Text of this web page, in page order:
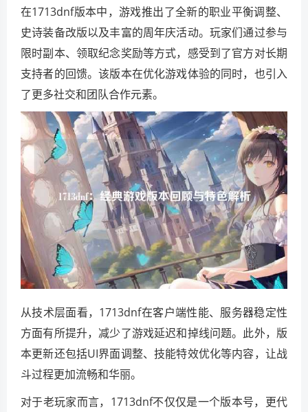
在1713dnf版本中，游戏推出了全新的职业平衡调整、
史诗装备改版以及丰富的周年庆活动。玩家们通过参与
限时副本、领取纪念奖励等方式，感受到了官方对长期
支持者的回馈。该版本在优化游戏体验的同时，也引入
了更多社交和团队合作元素。
从技术层面看，1713dnf在客户端性能、服务器稳定性
方面有所提升，减少了游戏延迟和掉线问题。此外，版
本更新还包括UI界面调整、技能特效优化等内容，让战
斗过程更加流畅和华丽。
对于老玩家而言，1713dnf不仅仅是一个版本号，更代